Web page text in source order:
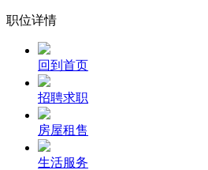
职位详情
回到首页
招聘求职
房屋租售
生活服务